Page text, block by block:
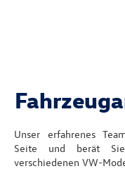
Unser erfahrenes
Seite und berät
verschiedenen VW-